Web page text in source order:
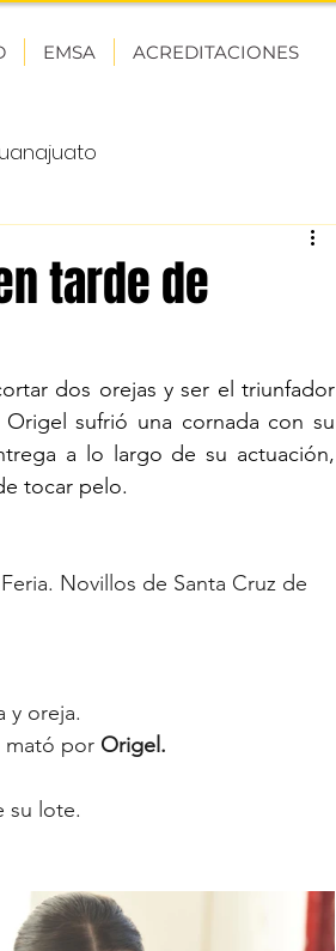
EMSA ACREDITACIONES
tarde de
dos orejas y ser el triunfador
sufrió una cornada con su
a lo largo de su actuación,
tocar pelo.
Novillos de Santa Cruz de
y oreja.
mató por Origel.
su lote.